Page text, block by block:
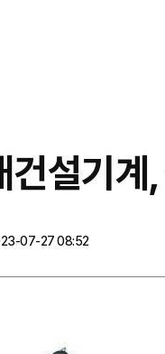
건설기
07-27 08:52